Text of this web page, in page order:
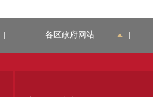
各区政府网站